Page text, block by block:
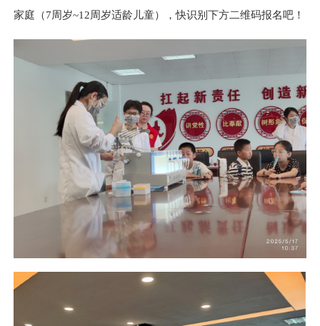
家庭（7周岁~12周岁适龄儿童），快识别下方二维码报名吧！